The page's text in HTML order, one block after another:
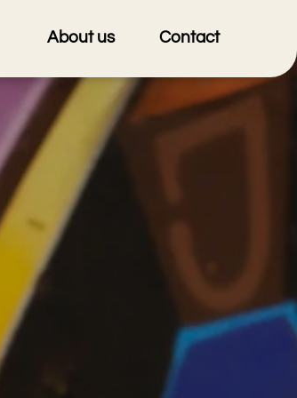
About us Contact